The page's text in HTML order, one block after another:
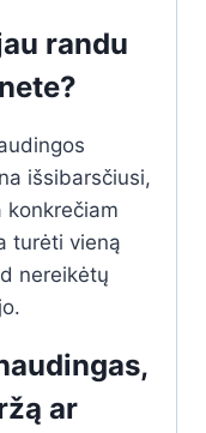
randu
išsibarsčiusi,
konkrečiam
turėti vieną
nereikėtų
ar